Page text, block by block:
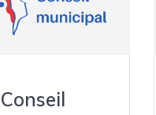
Conseil